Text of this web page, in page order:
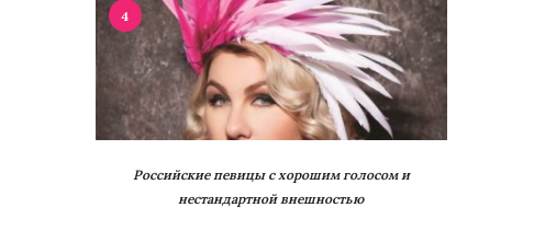
4
Российские певицы с хорошим голосом и
нестандартной внешностью